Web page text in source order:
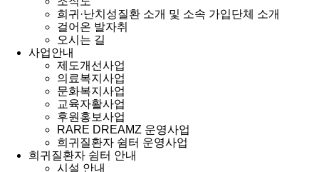
희귀·난치성질환 소개 및 소속 가입단체 소개
걸어온 발자취
오시는 길
사업안내
제도개선사업
의료복지사업
문화복지사업
교육자활사업
후원홍보사업
RARE DREAMZ 운영사업
희귀질환자 쉼터 운영사업
희귀질환자 쉼터 안내
시설 안내